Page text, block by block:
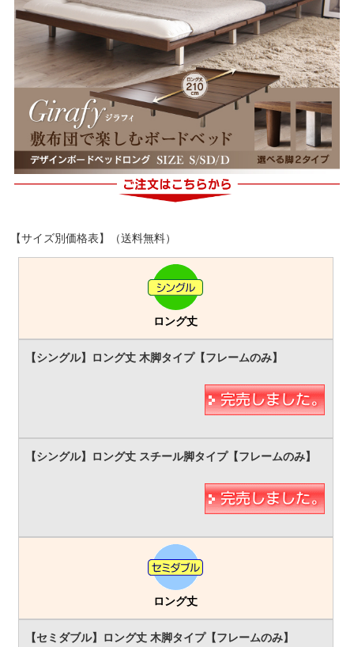
【サイズ別価格表】（送料無料）
ロング丈
ロング丈